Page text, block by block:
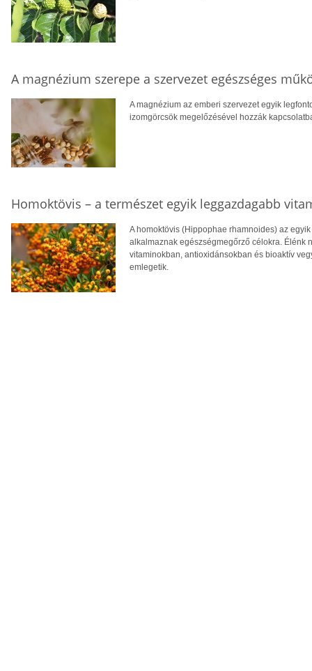
A magnézium szerepe a szervezet egészséges
A magnézium az emberi szervezet egyik
izomgörcsök megelőzésével hozzák
Homoktövis – a természet egyik leggazdagabb
A homoktövis (Hippophae rhamnoides) az
alkalmaznak egészségmegőrző célokra. Élénk
vitaminokban, antioxidánsokban és bioaktív
emlegetik.